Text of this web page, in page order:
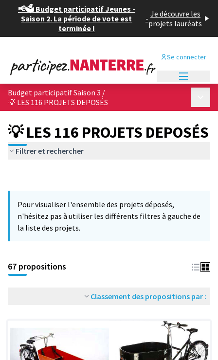
📢🗳️ Budget participatif Jeunes -
Saison 2. La période de vote est
terminée !
- Je découvre les
projets lauréats
Se connecter
Budget participatif Saison 3 /
💡 LES 116 PROJETS DEPOSÉS
💡 LES 116 PROJETS DEPOSÉS
Filtrer et rechercher
Pour visualiser l'ensemble des projets déposés,
n'hésitez pas à utiliser les différents filtres à gauche de
la liste des projets.
67 propositions
Classement des propositions par :